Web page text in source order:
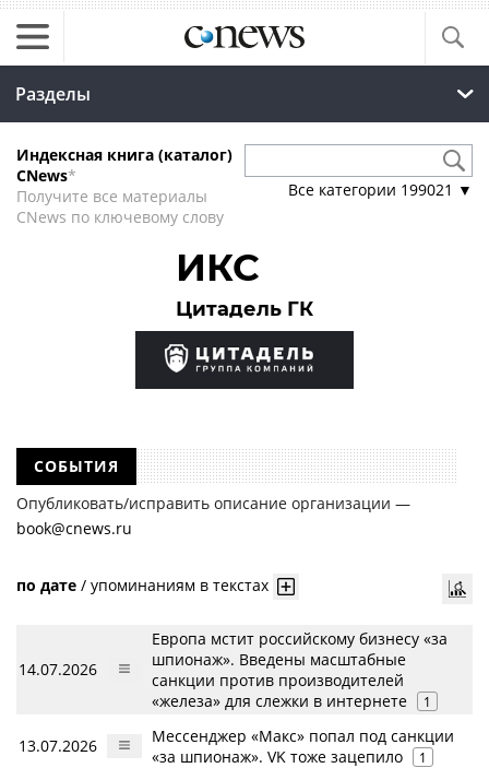
Разделы
Индексная книга (каталог)
CNews*
Получите все материалы
CNews по ключевому слову
Все категории 199021 ▼
ИКС
Цитадель ГК
СОБЫТИЯ
Опубликовать/исправить описание организации —
book@cnews.ru
по дате / упоминаниям в текстах
14.07.2026
Европа мстит российскому бизнесу «за
шпионаж». Введены масштабные
санкции против производителей
«железа» для слежки в интернете
1
13.07.2026
Мессенджер «Макс» попал под санкции
«за шпионаж». VK тоже зацепило
1